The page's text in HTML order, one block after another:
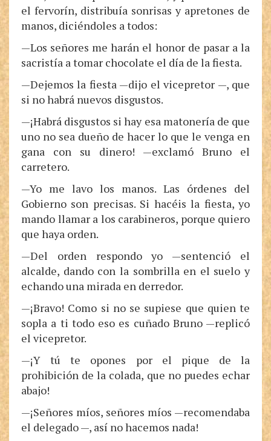
el fervorín, distribuía sonrisas y apretones de
manos, diciéndoles a todos:
—Los señores me harán el honor de pasar a la
sacristía a tomar chocolate el día de la fiesta.
—Dejemos la fiesta —dijo el vicepretor —, que
si no habrá nuevos disgustos.
—¡Habrá disgustos si hay esa matonería de que
uno no sea dueño de hacer lo que le venga en
gana con su dinero! —exclamó Bruno el
carretero.
—Yo me lavo los manos. Las órdenes del
Gobierno son precisas. Si hacéis la fiesta, yo
mando llamar a los carabineros, porque quiero
que haya orden.
—Del orden respondo yo —sentenció el
alcalde, dando con la sombrilla en el suelo y
echando una mirada en derredor.
—¡Bravo! Como si no se supiese que quien te
sopla a ti todo eso es cuñado Bruno —replicó
el vicepretor.
—¡Y tú te opones por el pique de la
prohibición de la colada, que no puedes echar
abajo!
—¡Señores míos, señores míos —recomendaba
el delegado —, así no hacemos nada!